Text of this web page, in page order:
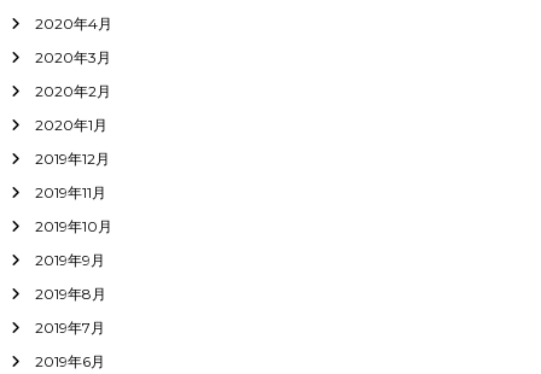
2020年4月
2020年3月
2020年2月
2020年1月
2019年12月
2019年11月
2019年10月
2019年9月
2019年8月
2019年7月
2019年6月